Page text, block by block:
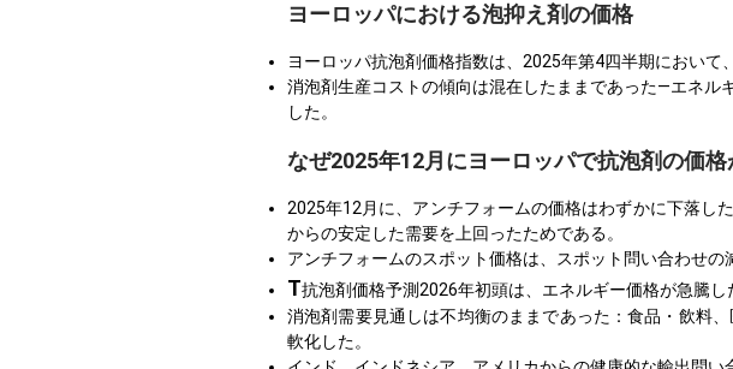
ヨーロッパにおける泡抑え剤の価格
ヨーロッパ抗泡剤価格指数は、2025年第4四半期において
消泡剤生産コストの傾向は混在したままであった—エネル
した。
なぜ2025年12月にヨーロッパで抗泡剤の価
2025年12月に、アンチフォームの価格はわずかに下落し
からの安定した需要を上回ったためである。
アンチフォームのスポット価格は、スポット問い合わせ
T抗泡剤価格予測2026年初頭は、エネルギー価格が急騰
消泡剤需要見通しは不均衡のままであった：食品・飲料
軟化した。